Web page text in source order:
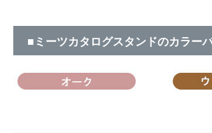
■ミーツカタログスタンドのカラー